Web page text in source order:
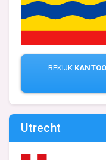
BEKIJK
Utrecht